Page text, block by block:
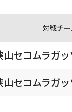
対戦チ
山セコムラガ
山セコムラガ